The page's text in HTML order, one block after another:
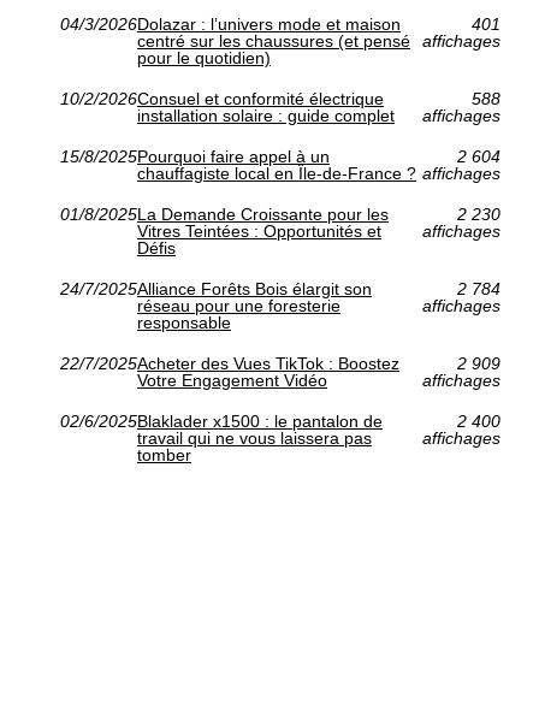
04/3/2026Dolazar : l’univers mode et maison
centré sur les chaussures (et pensé
pour le quotidien)
401
affichages
10/2/2026Consuel et conformité électrique
installation solaire : guide complet
588
affichages
15/8/2025Pourquoi faire appel à un
chauffagiste local en Île-de-France ?
2 604
affichages
01/8/2025La Demande Croissante pour les
Vitres Teintées : Opportunités et
Défis
2 230
affichages
24/7/2025Alliance Forêts Bois élargit son
réseau pour une foresterie
responsable
2 784
affichages
22/7/2025Acheter des Vues TikTok : Boostez
Votre Engagement Vidéo
2 909
affichages
02/6/2025Blaklader x1500 : le pantalon de
travail qui ne vous laissera pas
tomber
2 400
affichages